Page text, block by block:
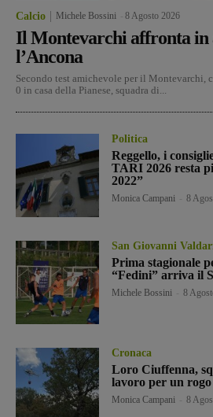
Calcio Michele Bossini 8 Agosto 2026
Il Montevarchi affronta in
l’Ancona
Secondo test amichevole per il Montevarchi,
0 in casa della Pianese, squadra di...
Politica
Reggello, i
TARI 2026 resta
2022”
Monica Campani 8
San Giovanni
Prima stagionale
“Fedini” arriva il
Michele Bossini 8
Cronaca
Loro Ciuffenna,
lavoro per un rogo
Monica Campani 8